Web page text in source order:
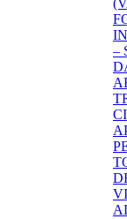
–